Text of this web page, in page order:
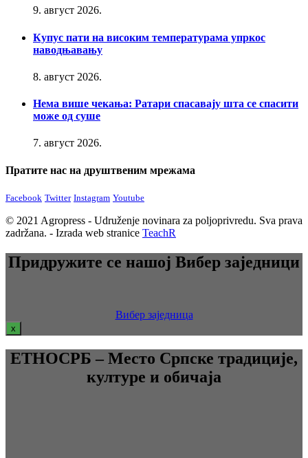
9. август 2026.
Купус пати на високим температурама упркос
наводњавању
8. август 2026.
Нема више чекања: Ратари спасавају шта се спасити
може од суше
7. август 2026.
Пратите нас на друштвеним мрежама
Facebook Twitter Instagram Youtube
© 2021 Agropress - Udruženje novinara za poljoprivredu. Sva prava
zadržana. - Izrada web stranice TeachR
Придружите се нашој Вибер заједници
Вибер заједница
x
ЕТНОСРБ – Место Српске традиције,
културе и обичаја